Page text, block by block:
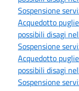
Sospensione
Acquedotto
possibili disagi
Sospensione
Acquedotto
possibili disagi
Sospensione